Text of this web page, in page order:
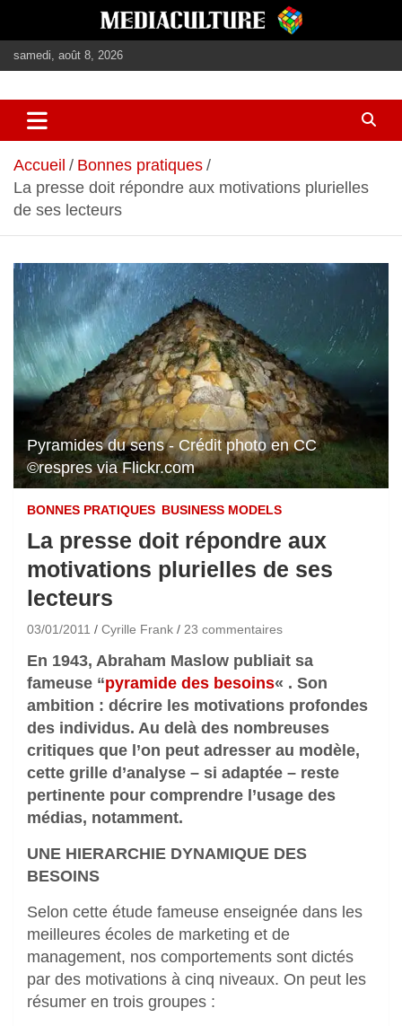
contenu
samedi, août 8, 2026
mediaculture
Accueil
Bonnes pratiques
La presse doit répondre aux motivations plurielles
de ses lecteurs
Pyramides du sens - Crédit photo en CC
©respres via Flickr.com
BONNES PRATIQUES BUSINESS MODELS
La presse doit répondre aux
motivations plurielles de ses
lecteurs
03/01/2011 Cyrille Frank 23 commentaires
En 1943, Abraham Maslow publiait sa
fameuse “pyramide des besoins« . Son
ambition : décrire les motivations profondes
des individus. Au delà des nombreuses
critiques que l’on peut adresser au modèle,
cette grille d’analyse – si adaptée – reste
pertinente pour comprendre l’usage des
médias, notamment.
UNE HIERARCHIE DYNAMIQUE DES
BESOINS
Selon cette étude fameuse enseignée dans les
meilleures écoles de marketing et de
management, nos comportements sont dictés
par des motivations à cinq niveaux. On peut les
résumer en trois groupes :